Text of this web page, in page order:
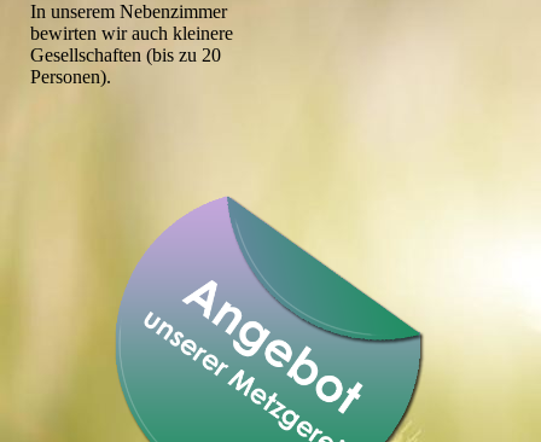
In unserem Nebenzimmer
bewirten wir auch kleinere
Gesellschaften (bis zu 20
Personen).